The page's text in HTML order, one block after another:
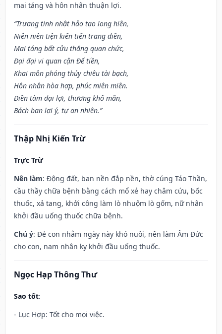
mai táng và hôn nhân thuận lợi.
“Trương tinh nhật hảo tạo long hiên,
Niên niên tiện kiến tiến trang điền,
Mai táng bất cửu thăng quan chức,
Đại đại vi quan cận Đế tiền,
Khai môn phóng thủy chiêu tài bạch,
Hôn nhân hòa hợp, phúc miên miên.
Điền tàm đại lợi, thương khố mãn,
Bách ban lợi ý, tự an nhiên.”
Thập Nhị Kiến Trừ
Trực Trừ
Nên làm: Động đất, ban nền đắp nền, thờ cúng Táo Thần,
cầu thầy chữa bệnh bằng cách mổ xẻ hay châm cứu, bốc
thuốc, xả tang, khởi công làm lò nhuộm lò gốm, nữ nhân
khởi đầu uống thuốc chữa bệnh.
Chú ý: Đẻ con nhằm ngày này khó nuôi, nên làm Âm Đức
cho con, nam nhân kỵ khởi đầu uống thuốc.
Ngọc Hạp Thông Thư
Sao tốt:
- Lục Hợp: Tốt cho mọi việc.